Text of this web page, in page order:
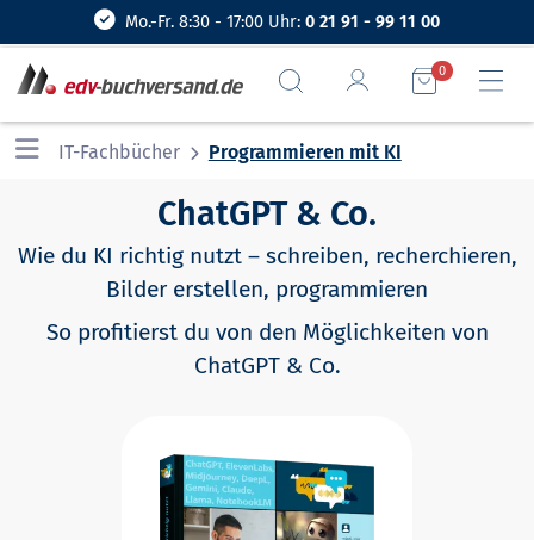
Mo.-Fr. 8:30 - 17:00 Uhr: 0 21 91 - 99 11 00
0
IT-Fachbücher Programmieren mit KI
ChatGPT & Co.
Wie du KI richtig nutzt – schreiben, recherchieren,
Bilder erstellen, programmieren
So profitierst du von den Möglichkeiten von
ChatGPT & Co.